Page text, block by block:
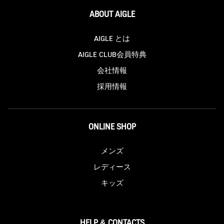
ABOUT AIGLE
AIGLE とは
AIGLE CLUB会員特典
会社情報
採用情報
ONLINE SHOP
メンズ
レディース
キッズ